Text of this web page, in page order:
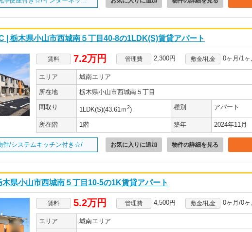
| 栃木県小山市西城南５丁目40-8の1LDK(S)賃貸アパート
賃料 7.2万円 管理費 2,300円 敷金/礼金 0ヶ月/1ヶ
エリア 城南エリア
所在地 栃木県小山市西城南５丁目
間取り 1LDK(S)(43.61ｍ2) 種別 アパート
所在階 1階 築年 2024年11月
件/システムキッチン付き☆/ 物件の詳細を見る
お気に入りに追加
木県小山市西城南５丁目10-5の1K賃貸アパート
賃料 5.2万円 管理費 4,500円 敷金/礼金 0ヶ月/0ヶ
エリア 城南エリア